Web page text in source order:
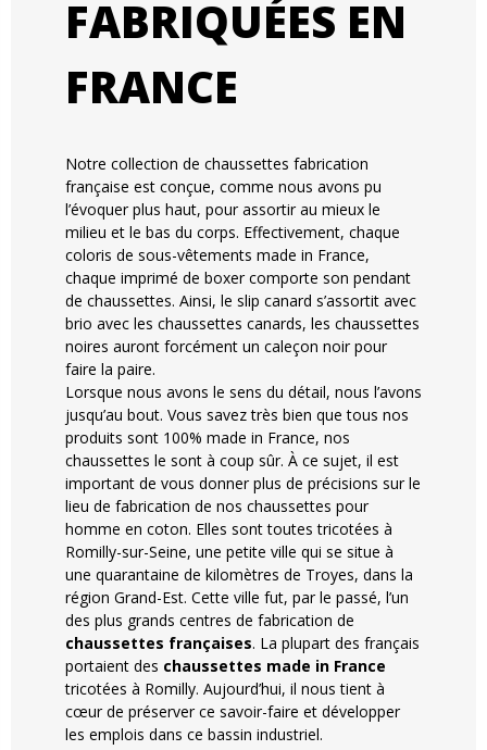
FABRIQUÉES EN
FRANCE
Notre collection de chaussettes fabrication
française est conçue, comme nous avons pu
l’évoquer plus haut, pour assortir au mieux le
milieu et le bas du corps. Effectivement, chaque
coloris de sous-vêtements made in France,
chaque imprimé de boxer comporte son pendant
de chaussettes. Ainsi, le slip canard s’assortit avec
brio avec les chaussettes canards, les chaussettes
noires auront forcément un caleçon noir pour
faire la paire.
Lorsque nous avons le sens du détail, nous l’avons
jusqu’au bout. Vous savez très bien que tous nos
produits sont 100% made in France, nos
chaussettes le sont à coup sûr. À ce sujet, il est
important de vous donner plus de précisions sur le
lieu de fabrication de nos chaussettes pour
homme en coton. Elles sont toutes tricotées à
Romilly-sur-Seine, une petite ville qui se situe à
une quarantaine de kilomètres de Troyes, dans la
région Grand-Est. Cette ville fut, par le passé, l’un
des plus grands centres de fabrication de
chaussettes françaises. La plupart des français
portaient des chaussettes made in France
tricotées à Romilly. Aujourd’hui, il nous tient à
cœur de préserver ce savoir-faire et développer
les emplois dans ce bassin industriel.